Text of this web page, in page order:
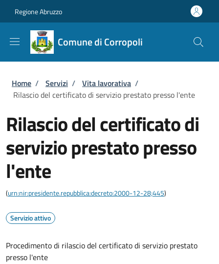
Regione Abruzzo
Comune di Corropoli
Briciole di pane
Home / Servizi / Vita lavorativa /
Rilascio del certificato di servizio prestato presso l'ente
Rilascio del certificato di
servizio prestato presso
l'ente
(urn:nir:presidente.repubblica:decreto:2000-12-28;445)
Servizio attivo
Procedimento di rilascio del certificato di servizio prestato
presso l'ente